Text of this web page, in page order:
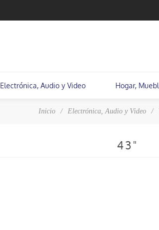
Electrónica, Audio y Video Hogar,
Inicio / Electrónica, Audio y Video /
43"